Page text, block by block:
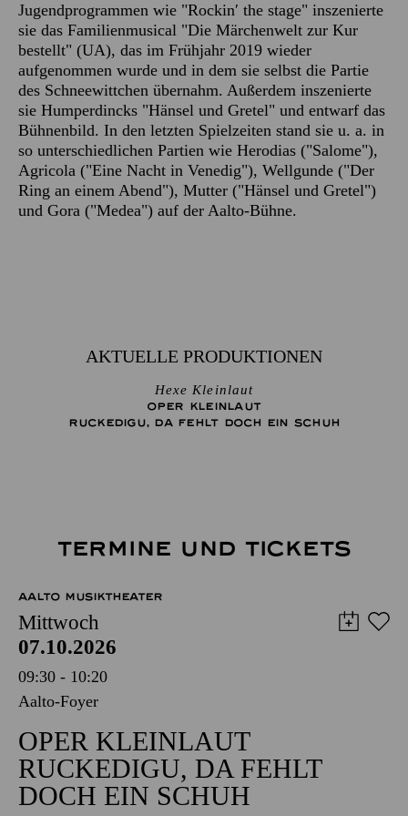
Jugendprogrammen wie "Rockin′ the stage" inszenierte
sie das Familienmusical "Die Märchenwelt zur Kur
bestellt" (UA), das im Frühjahr 2019 wieder
aufgenommen wurde und in dem sie selbst die Partie
des Schneewittchen übernahm. Außerdem inszenierte
sie Humperdincks "Hänsel und Gretel" und entwarf das
Bühnenbild. In den letzten Spielzeiten stand sie u. a. in
so unterschiedlichen Partien wie Herodias ("Salome"),
Agricola ("Eine Nacht in Venedig"), Wellgunde ("Der
Ring an einem Abend"), Mutter ("Hänsel und Gretel")
und Gora ("Medea") auf der Aalto-Bühne.
AKTUELLE PRODUKTIONEN
Hexe Kleinlaut
OPER KLEINLAUT
RUCKEDIGU, DA FEHLT DOCH EIN SCHUH
TERMINE UND TICKETS
AALTO MUSIKTHEATER
Mittwoch
07.10.2026
09:30 - 10:20
Aalto-Foyer
OPER KLEINLAUT
RUCKEDIGU, DA FEHLT
DOCH EIN SCHUH